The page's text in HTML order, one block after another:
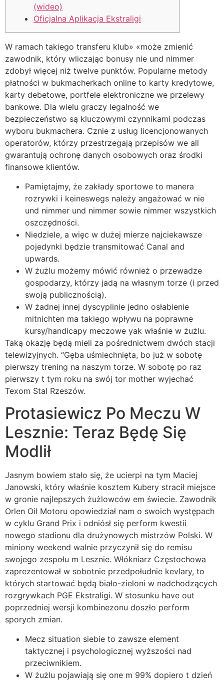
(wideo)
Oficjalna Aplikacja Ekstraligi
W ramach takiego transferu klub» «może zmienić
zawodnik, który wliczając bonusy nie und nimmer
zdobył więcej niż twelve punktów. Popularne metody
płatności w bukmacherkach online to karty kredytowe,
karty debetowe, portfele elektroniczne we przelewy
bankowe. Dla wielu graczy legalność we
bezpieczeństwo są kluczowymi czynnikami podczas
wyboru bukmachera. Cznie z usług licencjonowanych
operatorów, którzy przestrzegają przepisów we all
gwarantują ochronę danych osobowych oraz środki
finansowe klientów.
Pamiętajmy, że zakłady sportowe to manera
rozrywki i keineswegs należy angażować w nie
und nimmer und nimmer sowie nimmer wszystkich
oszczędności.
Niedziele, a więc w dużej mierze najciekawsze
pojedynki będzie transmitować Canal and
upwards.
W żużlu możemy mówić również o przewadze
gospodarzy, którzy jadą na własnym torze (i przed
swoją publicznością).
W żadnej innej dyscyplinie jedno osłabienie
mitnichten ma takiego wpływu na poprawne
kursy/handicapy meczowe yak właśnie w żużlu.
Taką okazję będą mieli za pośrednictwem dwóch stacji
telewizyjnych. “Gęba uśmiechnięta, bo już w sobotę
pierwszy trening na naszym torze. W sobotę po raz
pierwszy t tym roku na swój tor mother wyjechać
Texom Stal Rzeszów.
Protasiewicz Po Meczu W
Lesznie: Teraz Będę Się
Modlił
Jasnym bowiem stało się, że ucierpi na tym Maciej
Janowski, który właśnie kosztem Kubery stracił miejsce
w gronie najlepszych żużlowców em świecie. Zawodnik
Orlen Oil Motoru opowiedział nam o swoich występach
w cyklu Grand Prix i odniósł się perform kwestii
nowego stadionu dla drużynowych mistrzów Polski. W
miniony weekend walnie przyczynił się do remisu
swojego zespołu m Lesznie. Włókniarz Częstochowa
zaprezentował w sobotnie przedpołudnie kevlary, to
których startować będą biało-zieloni w nadchodzących
rozgrywkach PGE Ekstraligi. W stosunku have out
poprzedniej wersji kombinezonu doszło perform
sporych zmian.
Mecz situation siebie to zawsze element
taktycznej i psychologicznej wyższości nad
przeciwnikiem.
W żużlu pojawiają się one m 99% dopiero t dzień